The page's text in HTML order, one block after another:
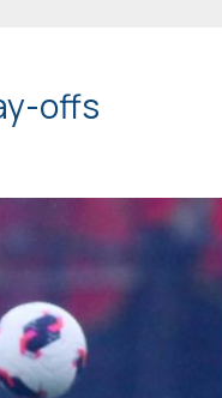
offs